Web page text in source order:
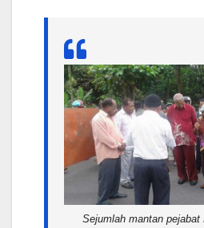
Sejumlah mantan pejabat